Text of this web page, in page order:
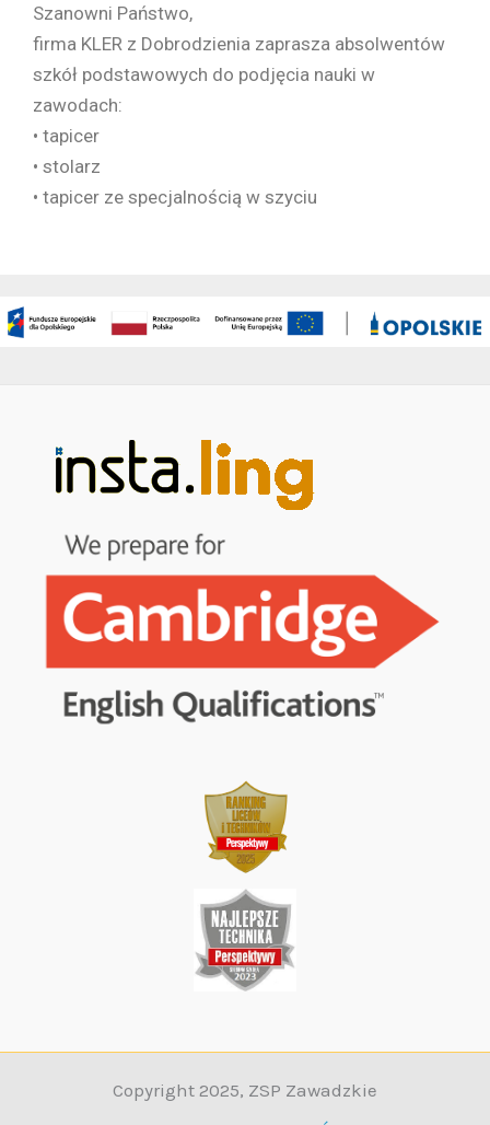
Szanowni Państwo,
firma KLER z Dobrodzienia zaprasza absolwentów
szkół podstawowych do podjęcia nauki w
zawodach:
• tapicer
• stolarz
• tapicer ze specjalnością w szyciu
Copyright 2025, ZSP Zawadzkie